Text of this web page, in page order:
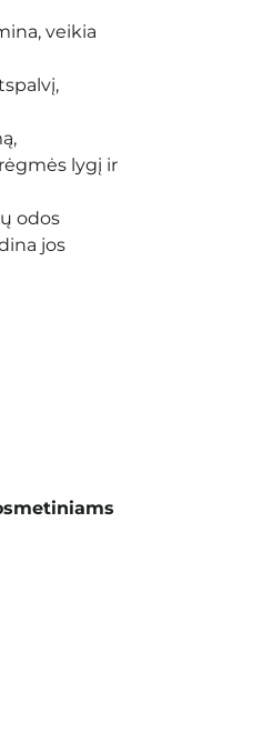
veikia
lygį ir
odos
jos